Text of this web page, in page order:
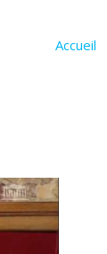
Accueil